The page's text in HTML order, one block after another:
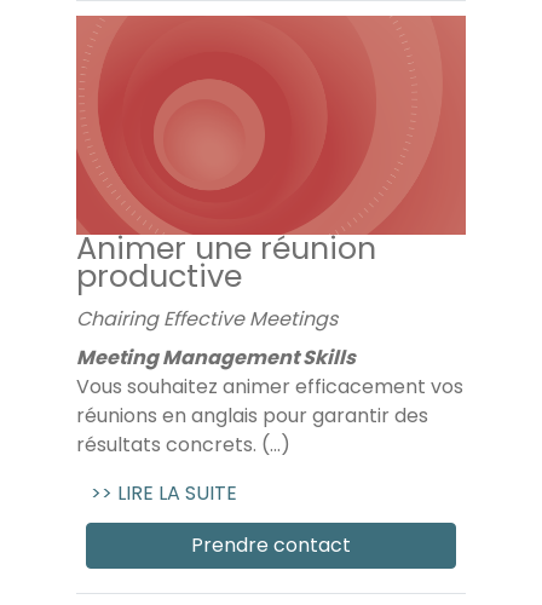
Animer une réunion
productive
Chairing Effective Meetings
Meeting Management Skills
Vous souhaitez animer efficacement vos
réunions en anglais pour garantir des
résultats concrets. (...)
>> LIRE LA SUITE
Prendre contact